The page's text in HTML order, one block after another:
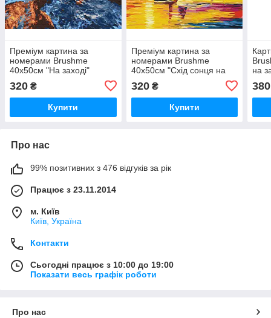
Преміум картина за
номерами Brushme
40x50см "На заході"
320 ₴
Купити
Преміум картина за
номерами Brushme
40x50см "Схід сонця на
320₴
Купити
на
380
Про нас
99% позитивних з 476 відгуків за рік
Працює з 23.11.2014
м. Київ
Київ, Україна
Контакти
Сьогодні працює з 10:00 до 19:00
Показати весь графік роботи
Про нас